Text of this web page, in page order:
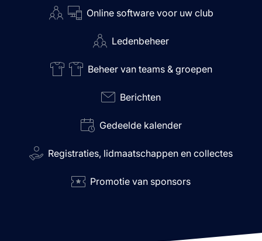
Online software voor uw club
Ledenbeheer
Beheer van teams & groepen
Berichten
Gedeelde kalender
Registraties, lidmaatschappen en collectes
Promotie van sponsors